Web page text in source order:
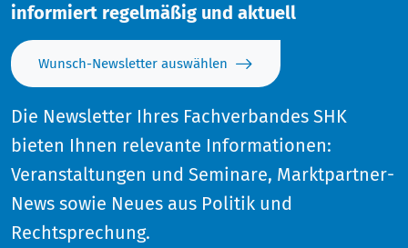
informiert regelmäßig und aktuell
Wunsch-Newsletter auswählen
Die Newsletter Ihres Fachverbandes SHK
bieten Ihnen relevante Informationen:
Veranstaltungen und Seminare, Marktpartner-
News sowie Neues aus Politik und
Rechtsprechung.